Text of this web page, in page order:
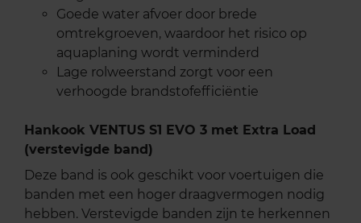
Goede water afvoer door brede
omtrekgroeven, waardoor het risico op
aquaplaning wordt verminderd
Lage rolweerstand zorgt voor een
verhoogde brandstofefficiëntie
Hankook VENTUS S1 EVO 3 met Extra Load
(verstevigde band)
Deze band is ook geschikt voor voertuigen die
banden met een hoger draagvermogen nodig
hebben. Verstevigde banden zijn te herkennen